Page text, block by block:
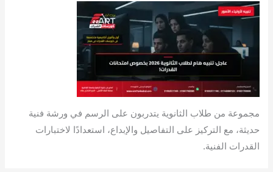
مجموعة من طلاب الثانوية يتدربون على الرسم في ورشة فنية
حديثة، مع التركيز على التفاصيل والإبداع، استعدادًا لاختبارات
القدرات الفنية.